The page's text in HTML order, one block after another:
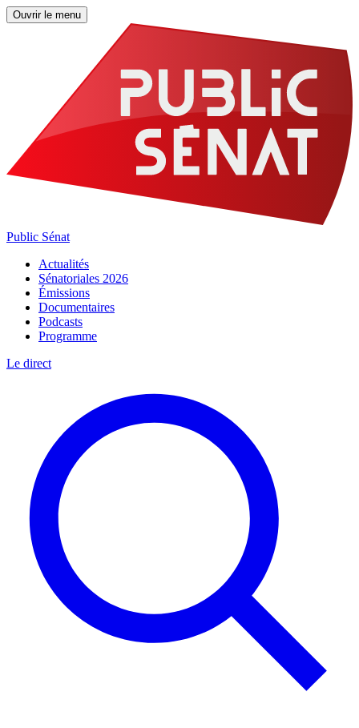
Ouvrir le menu
Public Sénat
Actualités
Sénatoriales 2026
Émissions
Documentaires
Podcasts
Programme
Le direct